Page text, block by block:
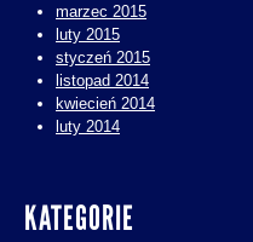
marzec 2015
luty 2015
styczeń 2015
listopad 2014
kwiecień 2014
luty 2014
KATEGORIE